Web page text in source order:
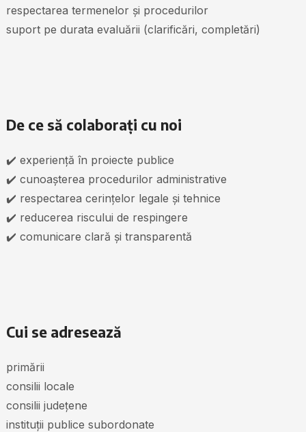
respectarea termenelor și procedurilor
suport pe durata evaluării (clarificări, completări)
De ce să colaborați cu noi
✔️ experiență în proiecte publice
✔️ cunoașterea procedurilor administrative
✔️ respectarea cerințelor legale și tehnice
✔️ reducerea riscului de respingere
✔️ comunicare clară și transparentă
Cui se adresează
primării
consilii locale
consilii județene
instituții publice subordonate